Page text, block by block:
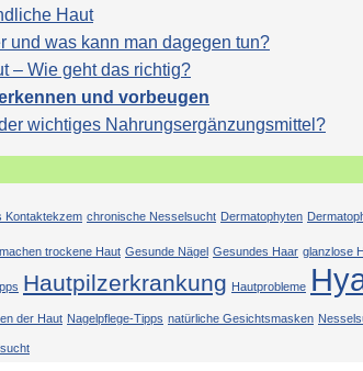
Haut
und was kann man dagegen tun?
– Wie geht das richtig?
und vorbeugen
wichtiges Nahrungsergänzungsmittel?
Kontaktekzem chronische Nesselsucht Dermatophyten
trockene Haut Gesunde Nägel Gesundes Haar glanzlose
Hautpilzerkrankung Hautprobleme
der Haut Nagelpflege-Tipps natürliche Gesichtsmasken